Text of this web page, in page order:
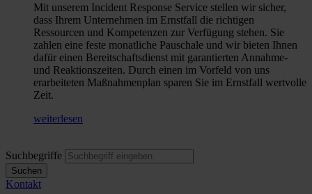
Mit unserem Incident Response Service stellen wir sicher,
dass Ihrem Unternehmen im Ernstfall die richtigen
Ressourcen und Kompetenzen zur Verfügung stehen. Sie
zahlen eine feste monatliche Pauschale und wir bieten Ihnen
dafür einen Bereitschaftsdienst mit garantierten Annahme-
und Reaktionszeiten. Durch einen im Vorfeld von uns
erarbeiteten Maßnahmenplan sparen Sie im Ernstfall wertvolle
Zeit.
weiterlesen
Suchbegriffe
Suchen
Kontakt